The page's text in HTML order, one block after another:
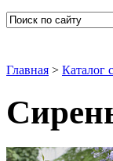
Главная > Каталог
Декоративные